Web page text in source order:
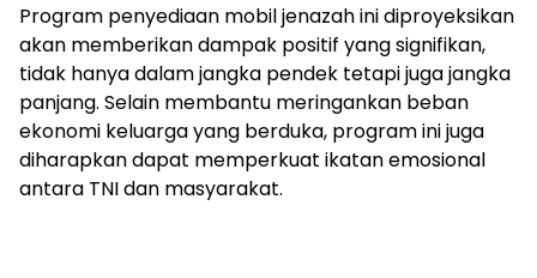
Program penyediaan mobil jenazah ini diproyeksikan
akan memberikan dampak positif yang signifikan,
tidak hanya dalam jangka pendek tetapi juga jangka
panjang. Selain membantu meringankan beban
ekonomi keluarga yang berduka, program ini juga
diharapkan dapat memperkuat ikatan emosional
antara TNI dan masyarakat.